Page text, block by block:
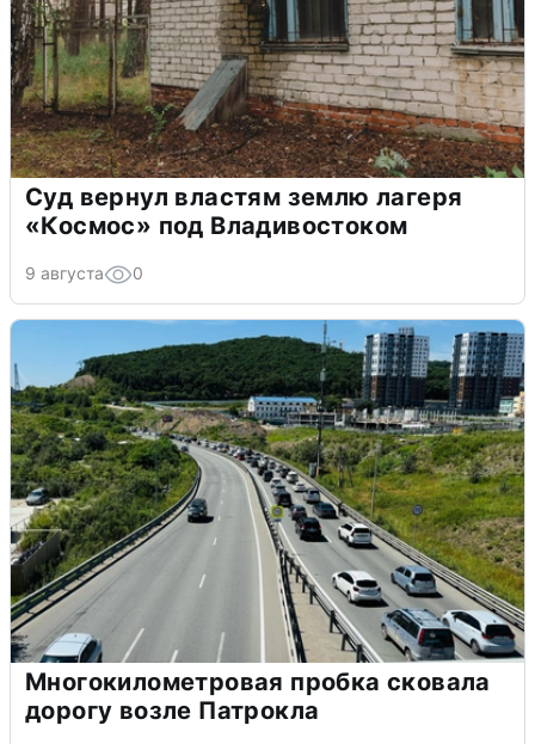
Суд вернул властям землю лагеря
«Космос» под Владивостоком
9 августа 0
Многокилометровая пробка сковала
дорогу возле Патрокла